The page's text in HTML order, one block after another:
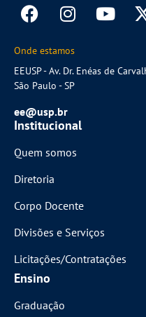
Onde estamos
EEUSP - Av. Dr. Enéas de
São Paulo - SP
ee@usp.br
Institucional
Quem somos
Diretoria
Corpo Docente
Divisões e Serviços
Licitações/Contratações
Ensino
Graduação